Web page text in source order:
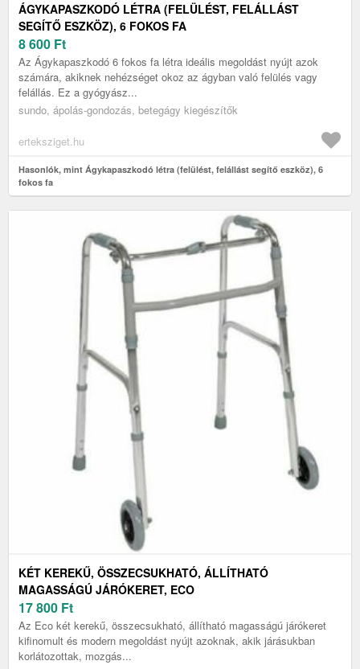
ÁGYKAPASZKODÓ LÉTRA (FELÜLÉST, FELÁLLÁST
SEGÍTŐ ESZKÖZ), 6 FOKOS FA
8 600 Ft
Az Ágykapaszkodó 6 fokos fa létra ideális megoldást nyújt azok
számára, akiknek nehézséget okoz az ágyban való felülés vagy
felállás. Ez a gyógyász...
sundo, ápolás-gondozás, betegágy kiegészítők
erteksziget.hu
Hasonlók, mint Ágykapaszkodó létra (felülést, felállást segítő eszköz), 6
fokos fa
KÉT KEREKŰ, ÖSSZECSUKHATÓ, ÁLLÍTHATÓ
MAGASSÁGÚ JÁRÓKERET, ECO
17 800 Ft
Az Eco két kerekű, összecsukható, állítható magasságú járókeret
kifinomult és modern megoldást nyújt azoknak, akik járásukban
korlátozottak, mozgás...